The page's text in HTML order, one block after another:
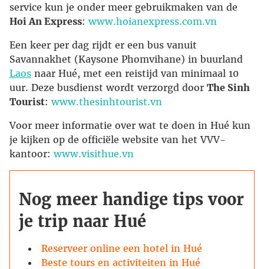
service kun je onder meer gebruikmaken van de
Hoi An Express: www.hoianexpress.com.vn
Een keer per dag rijdt er een bus vanuit
Savannakhet (Kaysone Phomvihane) in buurland
Laos naar Hué, met een reistijd van minimaal 10
uur. Deze busdienst wordt verzorgd door The Sinh
Tourist: www.thesinhtourist.vn
Voor meer informatie over wat te doen in Hué kun
je kijken op de officiële website van het VVV-
kantoor: www.visithue.vn
Nog meer handige tips voor
je trip naar Hué
Reserveer online een hotel in Hué
Beste tours en activiteiten in Hué